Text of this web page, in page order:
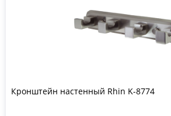
Кронштейн настенный Rhin K-8774